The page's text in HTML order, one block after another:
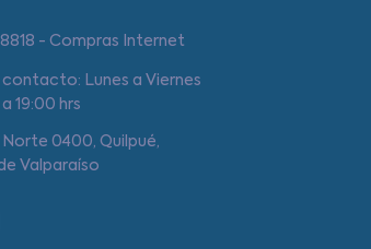
- Compras Internet
contacto: Lunes a Viernes
19:00 hrs
0400, Quilpué,
Valparaíso